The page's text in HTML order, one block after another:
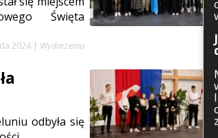
Święta
2024 | Wydarzenia
odbyła się